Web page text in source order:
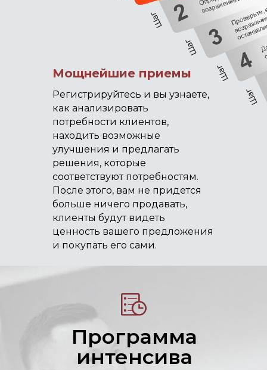
Мощнейшие приемы
Регистрируйтесь и вы узнаете,
как анализировать
потребности клиентов,
находить возможные
улучшения и предлагать
решения, которые
соответствуют потребностям.
После этого, вам не придется
больше ничего продавать,
клиенты будут видеть
ценность вашего предложения
и покупать его сами.
Программа
интенсива